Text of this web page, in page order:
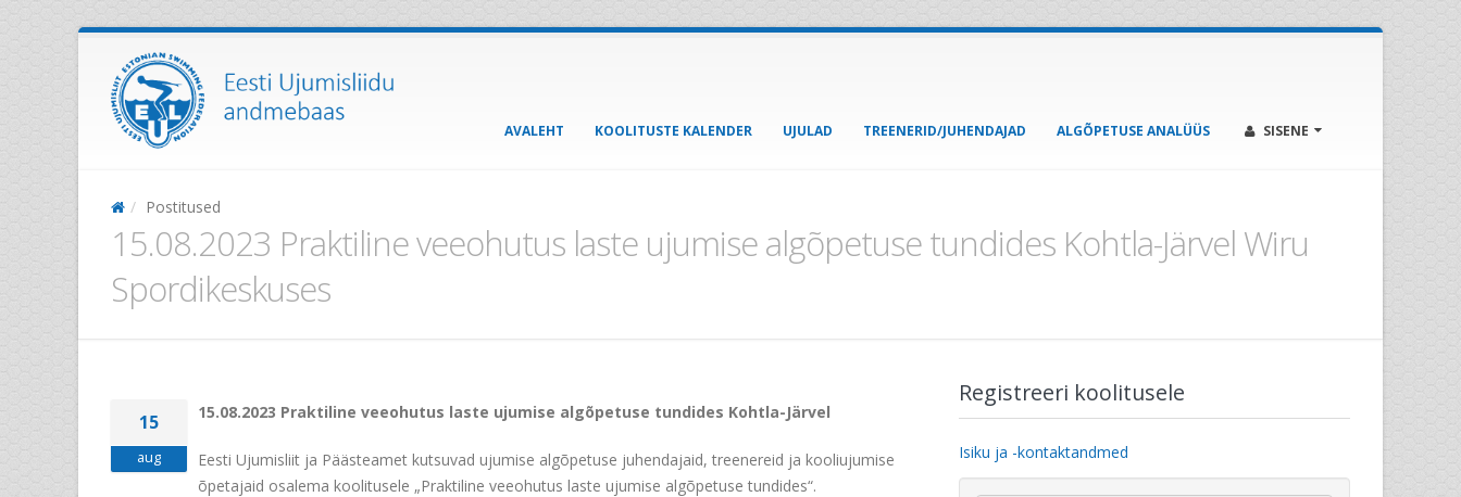
AVALEHT KOOLITUSTE KALENDER UJULAD TREENERID/JUHENDAJAD ALGÕPETUSE ANALÜÜS SISENE
Postitused
15.08.2023 Praktiline veeohutus laste ujumise algõpetuse tundides Kohtla-Järvel Wiru
Spordikeskuses
15
aug
15.08.2023 Praktiline veeohutus laste ujumise algõpetuse tundides Kohtla-Järvel
Eesti Ujumisliit ja Päästeamet kutsuvad ujumise algõpetuse juhendajaid, treenereid ja kooliujumise
õpetajaid osalema koolitusele „Praktiline veeohutus laste ujumise algõpetuse tundides“.
Registreeri koolitusele
Isiku ja -kontaktandmed